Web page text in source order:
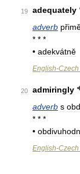
19
adequately
adverb
* * *
• adekvátně
English-Czech
20
admiringly
adverb s
* * *
•
English-Czech